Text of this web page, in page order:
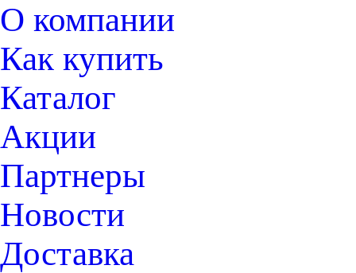
О компании
Как купить
Каталог
Акции
Партнеры
Новости
Доставка